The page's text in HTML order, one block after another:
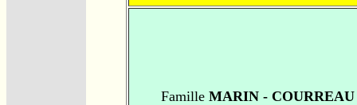
FamilleMARIN - COURREAU